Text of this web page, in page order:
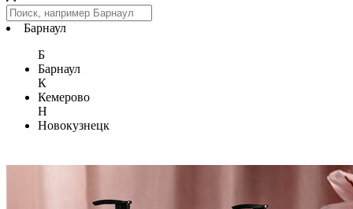
Барнаул
Б
Барнаул
К
Кемерово
Н
Новокузнецк